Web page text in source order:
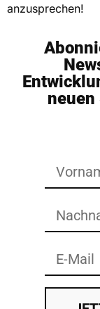
anzusprechen!